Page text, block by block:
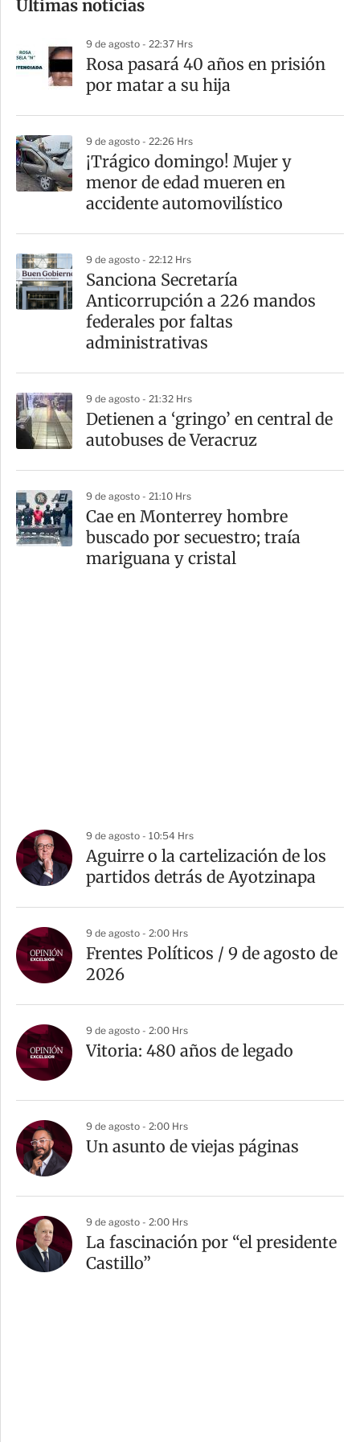
m
a
r
Últimas noticias
9 de agosto - 22:37 Hrs
Rosa pasará 40 años en prisión
por matar a su hija
9 de agosto - 22:26 Hrs
¡Trágico domingo! Mujer y
menor de edad mueren en
accidente automovilístico
9 de agosto - 22:12 Hrs
Sanciona Secretaría
Anticorrupción a 226 mandos
federales por faltas
administrativas
9 de agosto - 21:32 Hrs
Detienen a ‘gringo’ en central de
autobuses de Veracruz
9 de agosto - 21:10 Hrs
Cae en Monterrey hombre
buscado por secuestro; traía
mariguana y cristal
9 de agosto - 10:54 Hrs
Aguirre o la cartelización de los
partidos detrás de Ayotzinapa
9 de agosto - 2:00 Hrs
Frentes Políticos / 9 de agosto de
2026
9 de agosto - 2:00 Hrs
Vitoria: 480 años de legado
9 de agosto - 2:00 Hrs
Un asunto de viejas páginas
9 de agosto - 2:00 Hrs
La fascinación por “el presidente
Castillo”